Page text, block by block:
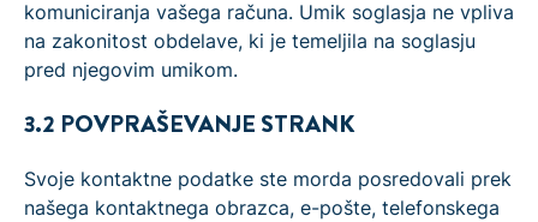
komuniciranja vašega računa. Umik soglasja ne vpliva
na zakonitost obdelave, ki je temeljila na soglasju
pred njegovim umikom.
3.2 POVPRAŠEVANJE STRANK
Svoje kontaktne podatke ste morda posredovali prek
našega kontaktnega obrazca, e-pošte, telefonskega